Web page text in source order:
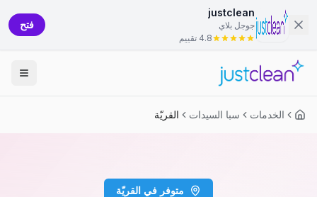
justclean
جوجل بلاي
4.8 تقييم
فتح
الخدمات سبا السيدات القريّة
متوفر في القريّة